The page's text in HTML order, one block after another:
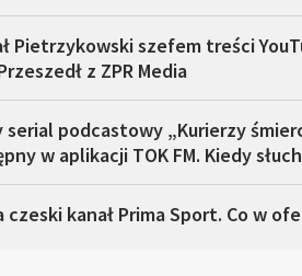
Pietrzykowski szefem treści
z ZPR Media
serial podcastowy „Kurierzy
w aplikacji TOK FM. Kiedy
czeski kanał Prima Sport. Co w